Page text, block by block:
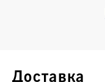
Доставка